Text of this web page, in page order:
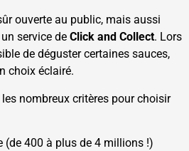
ouverte au public, mais aussi
service de Click and Collect. Lors
de déguster certaines sauces,
choix éclairé.
nombreux critères pour choisir
(de 400 à plus de 4 millions !)